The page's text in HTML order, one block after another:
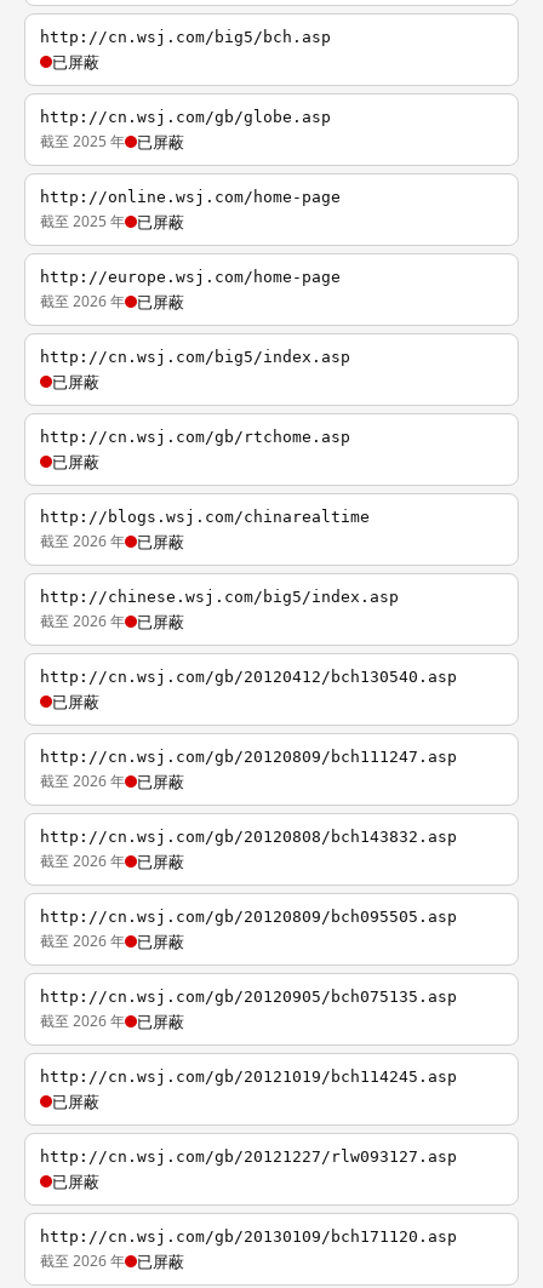
http://cn.wsj.com/big5/bch.asp
已屏蔽
http://cn.wsj.com/gb/globe.asp
截至 2025 年 已屏蔽
http://online.wsj.com/home-page
截至 2025 年 已屏蔽
http://europe.wsj.com/home-page
截至 2026 年 已屏蔽
http://cn.wsj.com/big5/index.asp
已屏蔽
http://cn.wsj.com/gb/rtchome.asp
已屏蔽
http://blogs.wsj.com/chinarealtime
截至 2026 年 已屏蔽
http://chinese.wsj.com/big5/index.asp
截至 2026 年 已屏蔽
http://cn.wsj.com/gb/20120412/bch130540.asp
已屏蔽
http://cn.wsj.com/gb/20120809/bch111247.asp
截至 2026 年 已屏蔽
http://cn.wsj.com/gb/20120808/bch143832.asp
截至 2026 年 已屏蔽
http://cn.wsj.com/gb/20120809/bch095505.asp
截至 2026 年 已屏蔽
http://cn.wsj.com/gb/20120905/bch075135.asp
截至 2026 年 已屏蔽
http://cn.wsj.com/gb/20121019/bch114245.asp
已屏蔽
http://cn.wsj.com/gb/20121227/rlw093127.asp
已屏蔽
http://cn.wsj.com/gb/20130109/bch171120.asp
截至 2026 年 已屏蔽